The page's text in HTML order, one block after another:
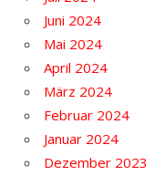
Juni 2024
Mai 2024
April 2024
März 2024
Februar 2024
Januar 2024
Dezember 2023